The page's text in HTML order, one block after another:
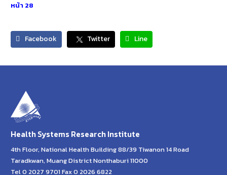
หน้า 28
Facebook Twitter Line
Health Systems Research Institute
4th Floor, National Health Building 88/39 Tiwanon 14 Road
Taradkwan, Muang District Nonthaburi 11000
Tel 0 2027 9701 Fax 0 2026 6822